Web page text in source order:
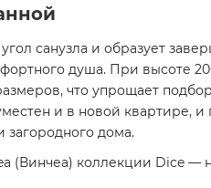
санузла и образует
душа. При высоте
что упрощает
и в новой квартире,
загородного дома.
(Винчеа) коллекции Dice —